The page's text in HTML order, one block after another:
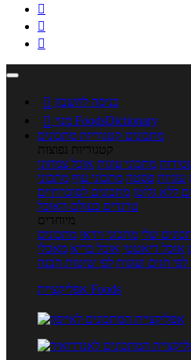



 כניסה לחשבון

מנוי FoodsDictionary
מתכונים קטגוריות מתכונים
קטגוריות נפוצות
מתכוני עוגות אוכל צמחוני
עוגיות פסטה מתכוני עוף מתכוני
ללא גלוטן מתכונים לסוכרתיים
טרנדים בעולם האוכל
מיוחדים
שלי מתכוני וידאו מתכונים
אוכל דיאטטי אוכל בריא מאכלי
חגים ועונות לפי שיטות הכנה
אפליקציית Foods